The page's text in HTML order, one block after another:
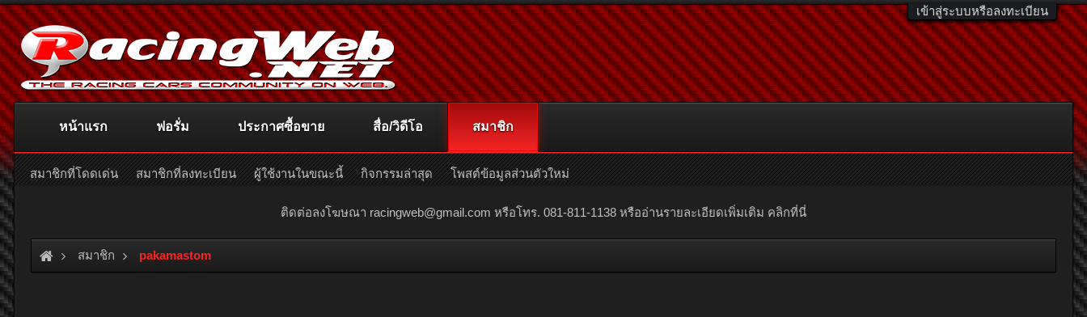
เข้าสู่ระบบหรือลงทะเบียน
ติดต่อลงโฆษณา racingweb@gmail.com หรือโทร. 081-811-1138 หรืออ่านรายละเอียดเพิ่มเติม คลิกที่นี่
สมาชิก pakamastom
หน้าแรก ฟอรั่ม ประกาศซื้อขาย สื่อ/วิดีโอ สมาชิก
สมาชิกที่โดดเด่น สมาชิกที่ลงทะเบียน ผู้ใช้งานในขณะนี้ กิจกรรมล่าสุด โพสต์ข้อมูลส่วนตัวใหม่